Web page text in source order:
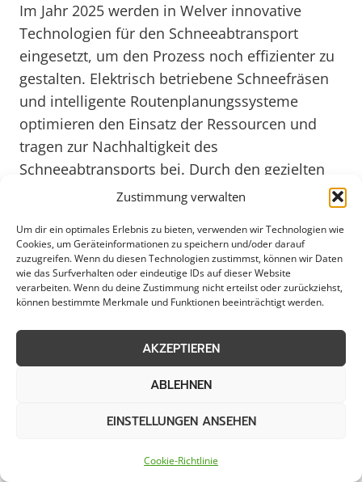
Zustimmung verwalten
Um dir ein optimales Erlebnis zu bieten, verwenden wir Technologien wie
Cookies, um Geräteinformationen zu speichern und/oder darauf
zuzugreifen. Wenn du diesen Technologien zustimmst, können wir Daten
wie das Surfverhalten oder eindeutige IDs auf dieser Website
verarbeiten. Wenn du deine Zustimmung nicht erteilst oder zurückziehst,
können bestimmte Merkmale und Funktionen beeinträchtigt werden.
AKZEPTIEREN
ABLEHNEN
EINSTELLUNGEN ANSEHEN
Cookie-Richtlinie
Im Jahr 2025 werden in Welver innovative
Technologien für den Schneeabtransport
eingesetzt, um den Prozess noch effizienter zu
gestalten. Elektrisch betriebene Schneefräsen
und intelligente Routenplanungssysteme
optimieren den Einsatz der Ressourcen und
tragen zur Nachhaltigkeit des
Schneeabtransports bei. Durch den gezielten
Einsatz von Ressourcen und die kontinuierliche
Gemeinde Welver sicher, dass der
Schneeabtransport auch in Zukunft reibungslos
funktioniert und die Bürgerinnen und Bürger
von gut geräumten Straßen und Wegen
profitieren können.
Weitere Themen in Welver